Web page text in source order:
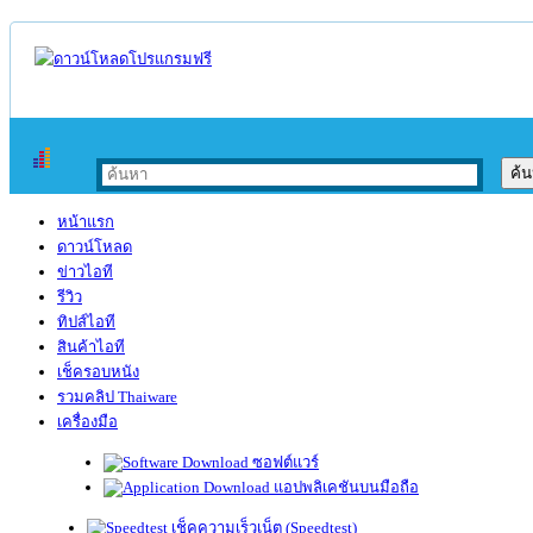
หน้าแรก
ดาวน์โหลด
ข่าวไอที
รีวิว
ทิปส์ไอที
สินค้าไอที
เช็ครอบหนัง
รวมคลิป Thaiware
เครื่องมือ
ซอฟต์แวร์
แอปพลิเคชันบนมือถือ
เช็คความเร็วเน็ต (Speedtest)